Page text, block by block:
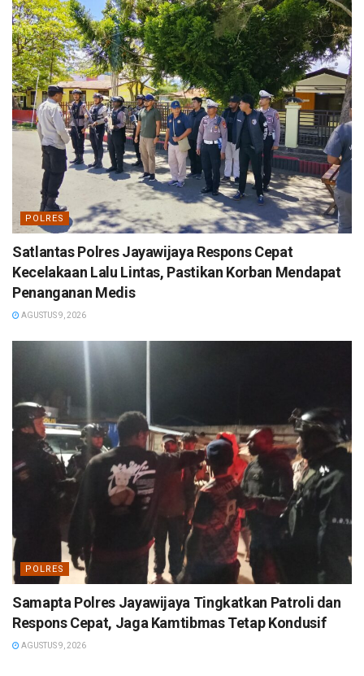
POLRES
Satlantas Polres Jayawijaya Respons Cepat
Kecelakaan Lalu Lintas, Pastikan Korban Mendapat
Penanganan Medis
AGUSTUS 9, 2026
POLRES
Samapta Polres Jayawijaya Tingkatkan Patroli dan
Respons Cepat, Jaga Kamtibmas Tetap Kondusif
AGUSTUS 9, 2026